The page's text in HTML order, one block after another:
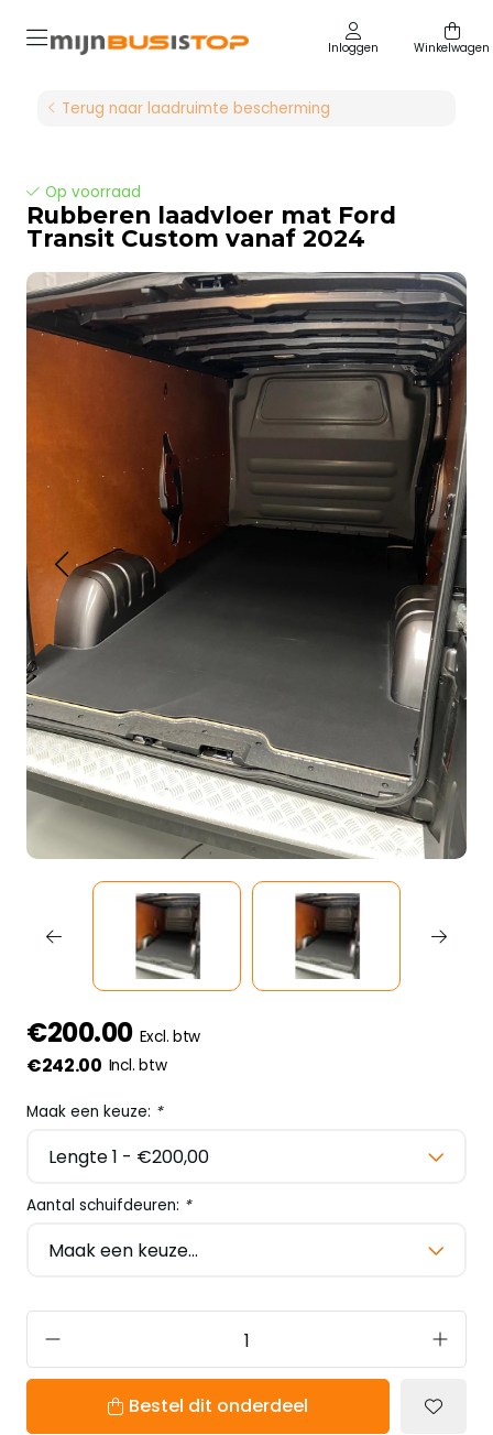
Inloggen Winkelwagen
Terug naar laadruimte bescherming
Op voorraad
Rubberen laadvloer mat Ford
Transit Custom vanaf 2024
€200.00 Excl. btw
€242.00 Incl. btw
Maak een keuze: *
Aantal schuifdeuren: *
Bestel dit onderdeel